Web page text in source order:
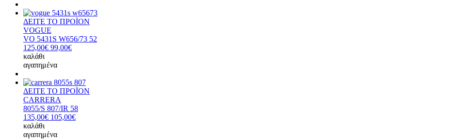
ΔΕΙΤΕ ΤΟ ΠΡΟΪΟΝ
VOGUE
VO 5431S W656/73 52
125,00€ 99,00€
καλάθι
αγαπημένα
ΔΕΙΤΕ ΤΟ ΠΡΟΪΟΝ
CARRERA
8055/S 807/IR 58
135,00€ 105,00€
καλάθι
αγαπημένα